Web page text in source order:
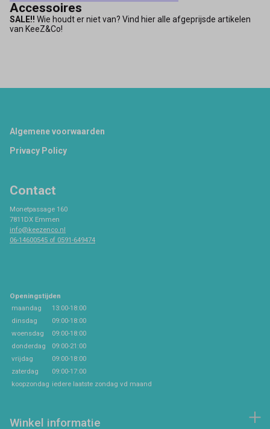
Accessoires
SALE!! Wie houdt er niet van? Vind hier alle afgeprijsde artikelen
van KeeZ&Co!
Footer
Algemene voorwaarden
Privacy Policy
Contact
Monetpassage 160
7811DX Emmen
info@keezenco.nl
06-14600545 of 0591-649474
Openingstijden
maandag
13:00-18:00
dinsdag
09:00-18:00
woensdag
09:00-18:00
donderdag
09:00-21:00
vrijdag
09:00-18:00
zaterdag
09:00-17:00
koopzondag iedere laatste zondag vd maand
Winkel informatie